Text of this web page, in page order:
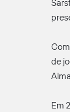
de
Em